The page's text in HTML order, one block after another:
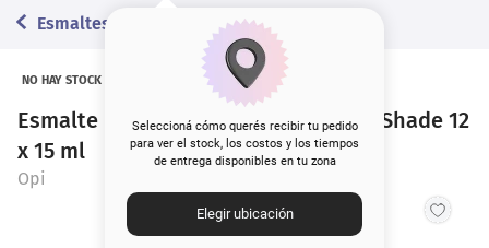
Seleccioná cómo querés recibir tu pedido
para ver el stock, los costos y los tiempos
de entrega disponibles en tu zona
Elegir ubicación
Esmaltes
NO HAY STOCK
Esmalte para Uñas Opi Nail Lacquer Shade 12
x 15 ml
Opi
3. loreal
4. brochas
5. corrector
6.